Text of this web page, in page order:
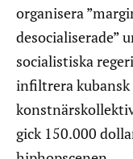
organisera
desocialiserade”
socialistiska
infiltrera kubansk
gick 150.000